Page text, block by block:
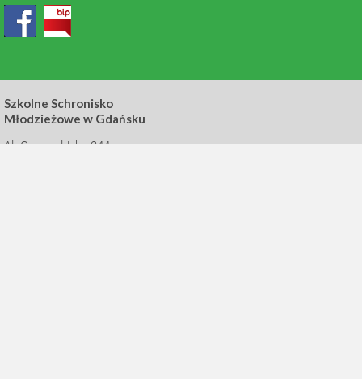
Szkolne Schronisko
Młodzieżowe w Gdańsku
Al. Grunwaldzka 244